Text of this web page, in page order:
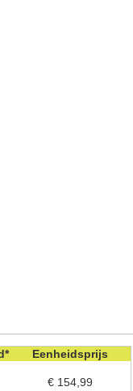
Eenheidsprijs
€ 154,99